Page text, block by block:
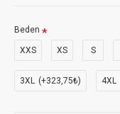
Beden
XXS XS S
3XL (+323,75₺) 4XL